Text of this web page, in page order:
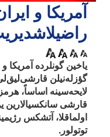
آمریکا و
یاخین گونلرده آمریکا
گؤزله‌نیلن
لایحه‌سینه اساساً،
قارشی سانکسیالارین
توتولور.